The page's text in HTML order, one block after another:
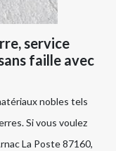
service
faille avec
nobles tels
Si vous voulez
La Poste 87160,